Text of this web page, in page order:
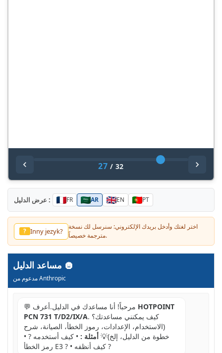
27 / 32
عرض الدليل : FR AR EN PT
? Inny jezyk?
اختر لغتك وأدخل بريدك الإلكتروني: سنرسل لك نسخة
مترجمة خصيصاً.
مدعوم من Anthropic
💬 مرحباً! أنا مساعدك في الدليل.أعرف HOTPOINT
PCN 731 T/D2/IX/A. كيف يمكنني مساعدتك؟
(الاستخدام، الإعدادات، رموز الخطأ، الصيانة، شرح
خطوة من الدليل، إلخ)💡 أمثلة : • كيف أستخدمه ? •
رمز الخطأ E3 ? • كيف أنظفه ?